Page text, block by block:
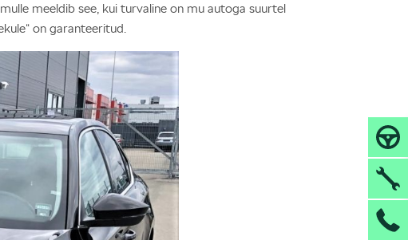
meeldib see, kui turvaline on mu autoga suurtel
on garanteeritud.